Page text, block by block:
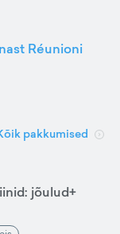
Réunioni
pakkumised
jõulud+